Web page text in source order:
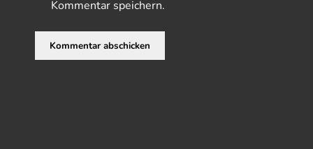
Kommentar speichern.